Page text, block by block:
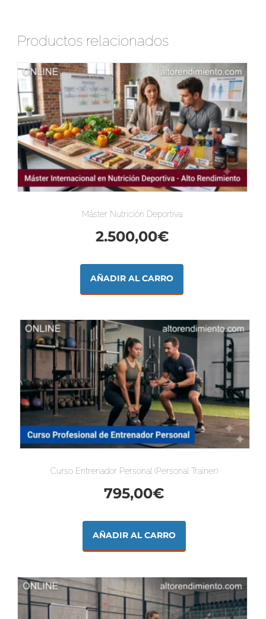
Productos relacionados
Máster Nutrición Deportiva
2.500,00€
AÑADIR AL CARRO
Curso Entrenador Personal (Personal Trainer)
795,00€
AÑADIR AL CARRO